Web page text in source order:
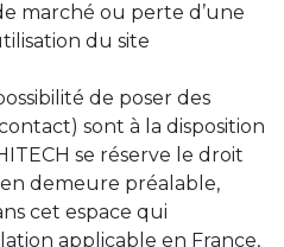
marché ou perte d’une
du site
de poser des
sont à la disposition
se réserve le droit
demeure préalable,
cet espace qui
applicable en France,